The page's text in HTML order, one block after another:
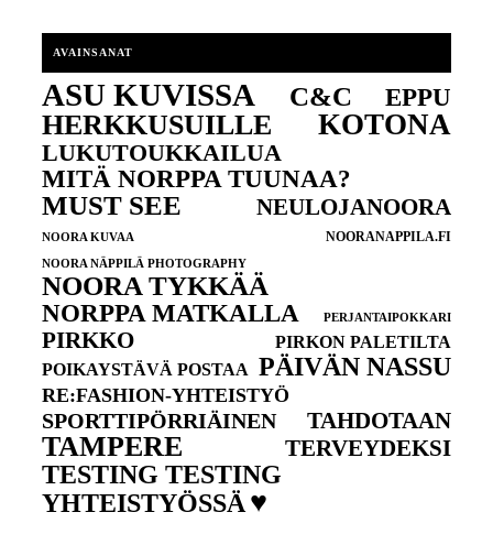
AVAINSANAT
ASU KUVISSA C&C EPPU
HERKKUSUILLE KOTONA
LUKUTOUKKAILUA
MITÄ NORPPA TUUNAA?
MUST SEE NEULOJANOORA
NOORA KUVAA NOORANAPPILA.FI
NOORA NÄPPILÄ PHOTOGRAPHY
NOORA TYKKÄÄ
NORPPA MATKALLA PERJANTAIPOKKARI
PIRKKO
PIRKON PALETILTA
POIKAYSTÄVÄ POSTAA PÄIVÄN NASSU
RE:FASHION-YHTEISTYÖ
SPORTTIPÖRRIÄINEN TAHDOTAAN
TAMPERE TERVEYDEKSI
TESTING TESTING
YHTEISTYÖSSÄ ♥